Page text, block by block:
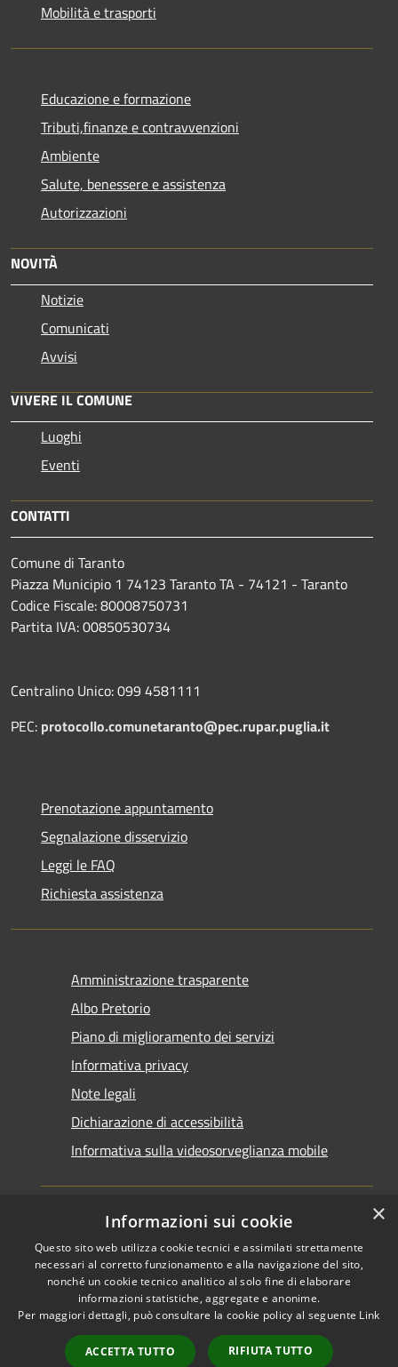
Mobilità e trasporti
Educazione e formazione
Tributi,finanze e contravvenzioni
Ambiente
Salute, benessere e assistenza
Autorizzazioni
NOVITÀ
Notizie
Comunicati
Avvisi
VIVERE IL COMUNE
Luoghi
Eventi
CONTATTI
Comune di Taranto
Piazza Municipio 1 74123 Taranto TA - 74121 - Taranto
Codice Fiscale: 80008750731
Partita IVA: 00850530734
Centralino Unico: 099 4581111
PEC: protocollo.comunetaranto@pec.rupar.puglia.it
Prenotazione appuntamento
Segnalazione disservizio
Leggi le FAQ
Richiesta assistenza
Amministrazione trasparente
Albo Pretorio
Piano di miglioramento dei servizi
Informativa privacy
Note legali
Dichiarazione di accessibilità
Informativa sulla videosorveglianza mobile
RSS
Accessibilità
Cookie
Mappa del sito
Copyright © 2026 • Comune di
Taranto • Powered by
Municipium•Accesso
redazione
×
Informazioni sui cookie
Questo sito web utilizza cookie tecnici e assimilati strettamente
necessari al corretto funzionamento e alla navigazione del sito,
nonché un cookie tecnico analitico al solo fine di elaborare
informazioni statistiche, aggregate e anonime.
Per maggiori dettagli, può consultare la cookie policy al seguente Link
ACCETTA TUTTO RIFIUTA TUTTO